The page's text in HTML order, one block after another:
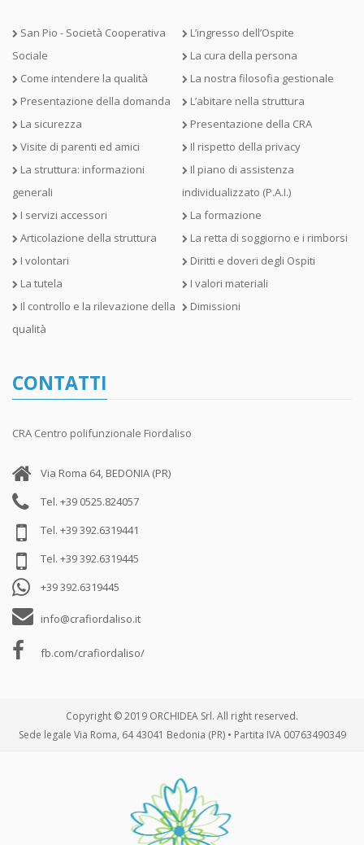
San Pio - Società Cooperativa
Sociale
L’ingresso dell’Ospite
La cura della persona
Come intendere la qualità
La nostra filosofia gestionale
Presentazione della domanda
L’abitare nella struttura
La sicurezza
Presentazione della CRA
Visite di parenti ed amici
Il rispetto della privacy
La struttura: informazioni
generali
Il piano di assistenza
individualizzato (P.A.I.)
I servizi accessori
La formazione
Articolazione della struttura
La retta di soggiorno e i rimborsi
I volontari
Diritti e doveri degli Ospiti
La tutela
I valori materiali
Il controllo e la rilevazione della
qualità
Dimissioni
CONTATTI
CRA Centro polifunzionale Fiordaliso
Via Roma 64, BEDONIA (PR)
Tel. +39 0525.824057
Tel. +39 392.6319441
Tel. +39 392.6319445
+39 392.6319445
info@crafiordaliso.it
fb.com/crafiordaliso/
Copyright © 2019 ORCHIDEA Srl. All right reserved.
Sede legale Via Roma, 64 43041 Bedonia (PR) • Partita IVA 00763490349